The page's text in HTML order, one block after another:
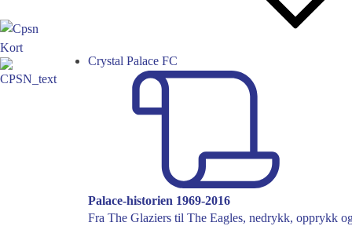
Crystal Palace FC
Palace-historien 1969-2016
Fra The Glaziers til The Eagles, nedrykk, opprykk